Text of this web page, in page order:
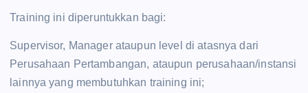
Training ini diperuntukkan bagi:
Supervisor, Manager ataupun level di atasnya dari
Perusahaan Pertambangan, ataupun perusahaan/instansi
lainnya yang membutuhkan training ini;